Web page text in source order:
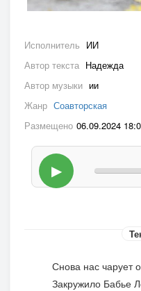
Исполнитель ИИ
Автор текста Надежда
Автор музыки ии
Жанр Соавторская
Размещено 06.09.2024
▶
Снова нас чарует
Закружило Бабье